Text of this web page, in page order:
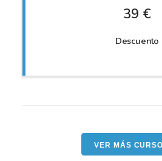
39 €
Descuento
VER MÁS